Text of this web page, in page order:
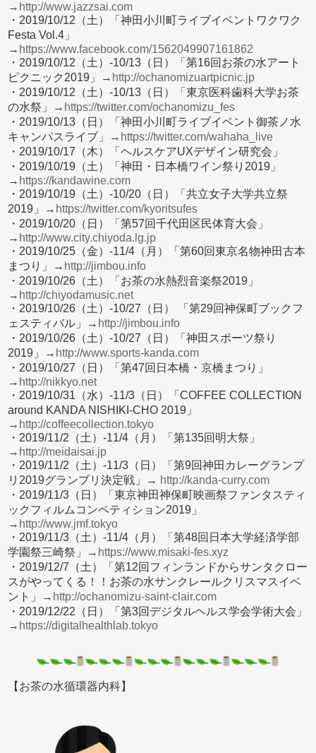
→ http://www.jazzsai.com
・2019/10/12（土）「神田小川町ライブイベントワクワク
Festa Vol.4」
→ https://www.facebook.com/1562049907161862
・2019/10/12（土）-10/13（日）「第16回お茶の水アート
ピクニック2019」→ http://ochanomizuartpicnic.jp
・2019/10/12（土）-10/13（日）「東京医科歯科大学お茶
の水祭」→ https://twitter.com/ochanomizu_fes
・2019/10/13（日）「神田小川町ライブイベント御茶ノ水
キャンパスライブ」→ https://twitter.com/wahaha_live
・2019/10/17（木）「ヘルスケアUXデザイン研究会」
・2019/10/19（土）「神田・日本橋ワイン祭り2019」
→ https://kandawine.com
・2019/10/19（土）-10/20（日）「共立女子大学共立祭
2019」→ https://twitter.com/kyoritsufes
・2019/10/20（日）「第57回千代田区民体育大会」
→ http://www.city.chiyoda.lg.jp
・2019/10/25（金）-11/4（月）「第60回東京名物神田古本
まつり」→ http://jimbou.info
・2019/10/26（土）「お茶の水熱烈音楽祭2019」
→ http://chiyodamusic.net
・2019/10/26（土）-10/27（日） 「第29回神保町ブックフ
ェスティバル」→ http://jimbou.info
・2019/10/26（土）-10/27（日）「神田スポーツ祭り
2019」→ http://www.sports-kanda.com
・2019/10/27（日）「第47回日本橋・京橋まつり」
→ http://nikkyo.net
・2019/10/31（水）-11/3（日）「COFFEE COLLECTION
around KANDA NISHIKI-CHO 2019」
→ http://coffeecollection.tokyo
・2019/11/2（土）-11/4（月）「第135回明大祭」
→ http://meidaisai.jp
・2019/11/2（土）-11/3（日）「第9回神田カレーグランプ
リ2019グランプリ決定戦」→ http://kanda-curry.com
・2019/11/3（日）「東京神田神保町映画祭ファンタスティ
ックフィルムコンペティション2019」
→ http://www.jmf.tokyo
・2019/11/3（土）-11/4（月）「第48回日本大学経済学部
学園祭三崎祭」→ https://www.misaki-fes.xyz
・2019/12/7（土）「第12回フィンランドからサンタクロー
スがやってくる！！お茶の水サンクレールクリスマスイベ
ント」→ http://ochanomizu-saint-clair.com
・2019/12/22（日）「第3回デジタルヘルス学会学術大会」
→ https://digitalhealthlab.tokyo
【お茶の水循環器内科】